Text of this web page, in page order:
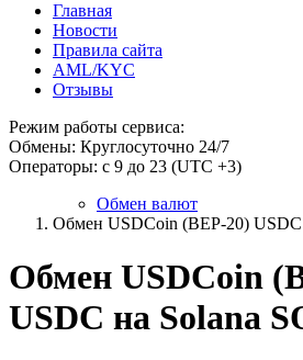
Главная
Новости
Правила сайта
AML/KYC
Отзывы
Режим работы сервиса:
Обмены: Круглосуточно 24/7
Операторы: с 9 до 23 (UTC +3)
Обмен валют
Обмен USDCoin (BEP-20) USDC
Обмен USDCoin
USDC на Solana